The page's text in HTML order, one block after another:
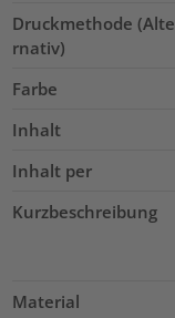
Druckmethode (Alte
rnativ)
Farbe
Inhalt
Inhalt per
Kurzbeschreibung
Material